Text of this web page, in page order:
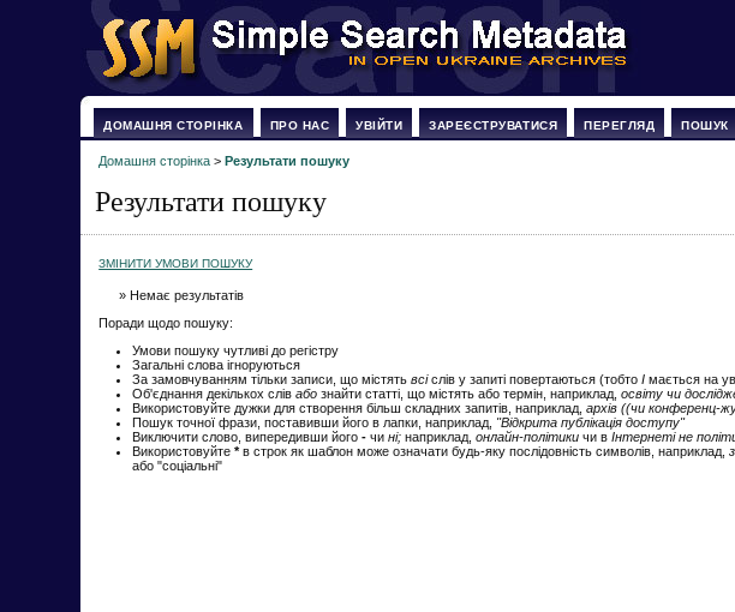
ДОМАШНЯ СТОРІНКА ПРО НАС УВІЙТИ ЗАРЕЄСТРУВАТИСЯ ПЕРЕГЛЯД ПОШУК
Домашня сторінка >Результати пошуку
Результати пошуку
ЗМІНИТИ УМОВИ ПОШУКУ
» Немає результатів
Поради щодо пошуку:
Умови пошуку чутливі до регістру
Загальні слова ігноруються
За замовчуванням тільки записи, що містятьвсіслів у запиті повертаються (тобтоІ мається на
Об'єднання декількох слівабо знайти статті, що містять або термін, наприклад,освіту чи
Використовуйте дужки для створення більш складних запитів, наприклад,архів ((чи конференц-
Пошук точної фрази, поставивши його в лапки, наприклад, "Відкрита публікація доступу"
Виключити слово, випередивши його- чині; наприклад,онлайн-політики чи вІнтернеті не
Використовуйте*в строк як шаблон може означати будь-яку послідовність символів, наприклад,
або "соціальні"